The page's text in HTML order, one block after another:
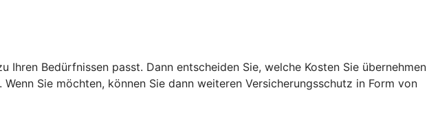
Bedürfnissen passt. Dann entscheiden Sie, welche Kosten Sie übernehmen
Sie möchten, können Sie dann weiteren Versicherungsschutz in Form von